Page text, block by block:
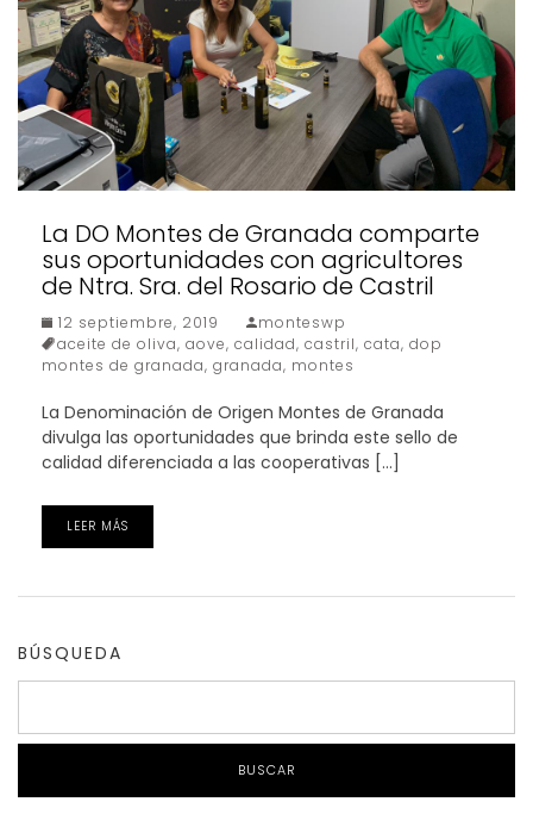
La DO Montes de Granada comparte
sus oportunidades con agricultores
de Ntra. Sra. del Rosario de Castril
12 septiembre, 2019
monteswp
aceite de oliva, aove, calidad, castril, cata, dop
montes de granada, granada, montes
La Denominación de Origen Montes de Granada
divulga las oportunidades que brinda este sello de
calidad diferenciada a las cooperativas […]
LEER MÁS
BÚSQUEDA
BUSCAR